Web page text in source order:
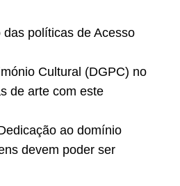
políticas de Acesso
Cultural (DGPC) no
de arte com este
ao domínio
devem poder ser